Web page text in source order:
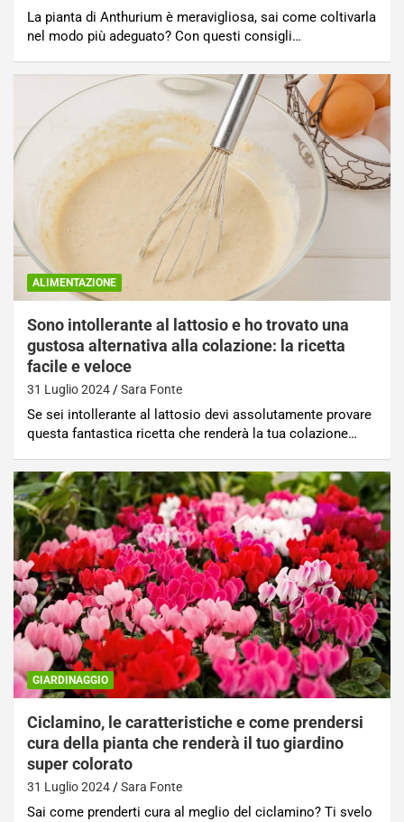
La pianta di Anthurium è meravigliosa, sai come coltivarla
nel modo più adeguato? Con questi consigli…
ALIMENTAZIONE
Sono intollerante al lattosio e ho trovato una
gustosa alternativa alla colazione: la ricetta
facile e veloce
31 Luglio 2024 Sara Fonte
Se sei intollerante al lattosio devi assolutamente provare
questa fantastica ricetta che renderà la tua colazione…
GIARDINAGGIO
Ciclamino, le caratteristiche e come prendersi
cura della pianta che renderà il tuo giardino
super colorato
31 Luglio 2024 Sara Fonte
Sai come prenderti cura al meglio del ciclamino? Ti svelo